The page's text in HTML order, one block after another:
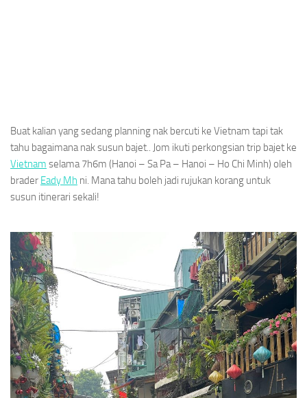
Buat kalian yang sedang planning nak bercuti ke Vietnam tapi tak
tahu bagaimana nak susun bajet.. Jom ikuti perkongsian trip bajet ke
Vietnam selama 7h6m (Hanoi – Sa Pa – Hanoi – Ho Chi Minh) oleh
brader Eady Mh ni. Mana tahu boleh jadi rujukan korang untuk
susun itinerari sekali!